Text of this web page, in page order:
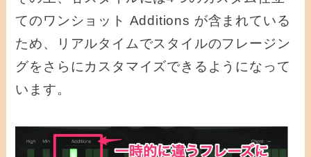
てのワンショット Additions が含まれている
ため、リアルタイムでスタイルのフレージン
グをさらにカスタマイズできるようになって
います。